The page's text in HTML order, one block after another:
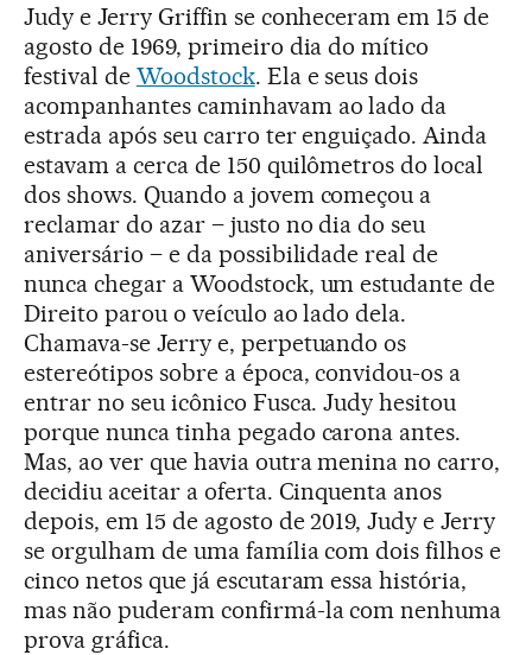
Judy e Jerry Griffin se conheceram em 15 de
agosto de 1969, primeiro dia do mítico
festival de Woodstock. Ela e seus dois
acompanhantes caminhavam ao lado da
estrada após seu carro ter enguiçado. Ainda
estavam a cerca de 150 quilômetros do local
dos shows. Quando a jovem começou a
reclamar do azar – justo no dia do seu
aniversário – e da possibilidade real de
nunca chegar a Woodstock, um estudante de
Direito parou o veículo ao lado dela.
Chamava-se Jerry e, perpetuando os
estereótipos sobre a época, convidou-os a
entrar no seu icônico Fusca. Judy hesitou
porque nunca tinha pegado carona antes.
Mas, ao ver que havia outra menina no carro,
decidiu aceitar a oferta. Cinquenta anos
depois, em 15 de agosto de 2019, Judy e Jerry
se orgulham de uma família com dois filhos e
cinco netos que já escutaram essa história,
mas não puderam confirmá-la com nenhuma
prova gráfica.